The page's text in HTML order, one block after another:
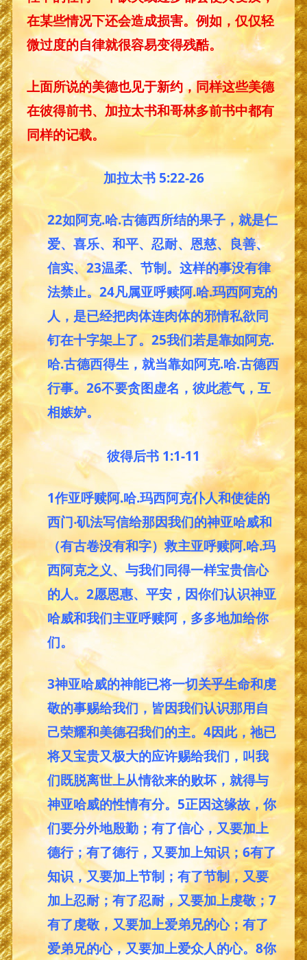
在某些情况下还会造成损害。例如，仅仅轻
微过度的自律就很容易变得残酷。
上面所说的美德也见于新约，同样这些美德
在彼得前书、加拉太书和哥林多前书中都有
同样的记载。
加拉太书 5:22-26
22如阿克.哈.古德西所结的果子，就是仁
爱、喜乐、和平、忍耐、恩慈、良善、
信实、23温柔、节制。这样的事没有律
法禁止。24凡属亚呼赎阿.哈.玛西阿克的
人，是已经把肉体连肉体的邪情私欲同
钉在十字架上了。25我们若是靠如阿克.
哈.古德西得生，就当靠如阿克.哈.古德西
行事。26不要贪图虚名，彼此惹气，互
相嫉妒。
彼得后书 1:1-11
1作亚呼赎阿.哈.玛西阿克仆人和使徒的
西门‧矶法写信给那因我们的神亚哈威和
（有古卷没有和字）救主亚呼赎阿.哈.玛
西阿克之义、与我们同得一样宝贵信心
的人。2愿恩惠、平安，因你们认识神亚
哈威和我们主亚呼赎阿，多多地加给你
们。
3神亚哈威的神能已将一切关乎生命和虔
敬的事赐给我们，皆因我们认识那用自
己荣耀和美德召我们的主。4因此，祂已
将又宝贵又极大的应许赐给我们，叫我
们既脱离世上从情欲来的败坏，就得与
神亚哈威的性情有分。5正因这缘故，你
们要分外地殷勤；有了信心，又要加上
德行；有了德行，又要加上知识；6有了
知识，又要加上节制；有了节制，又要
加上忍耐；有了忍耐，又要加上虔敬；7
有了虔敬，又要加上爱弟兄的心；有了
爱弟兄的心，又要加上爱众人的心。8你